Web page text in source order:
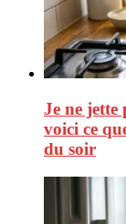
Je ne jette
voici ce
du soir